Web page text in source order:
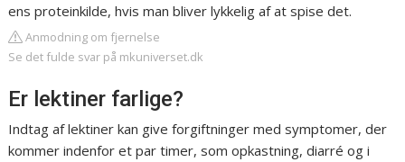
ens proteinkilde, hvis man bliver lykkelig af at spise det.
Anmodning om fjernelse
Se det fulde svar på mkuniverset.dk
Er lektiner farlige?
Indtag af lektiner kan give forgiftninger med symptomer, der
kommer indenfor et par timer, som opkastning, diarré og i